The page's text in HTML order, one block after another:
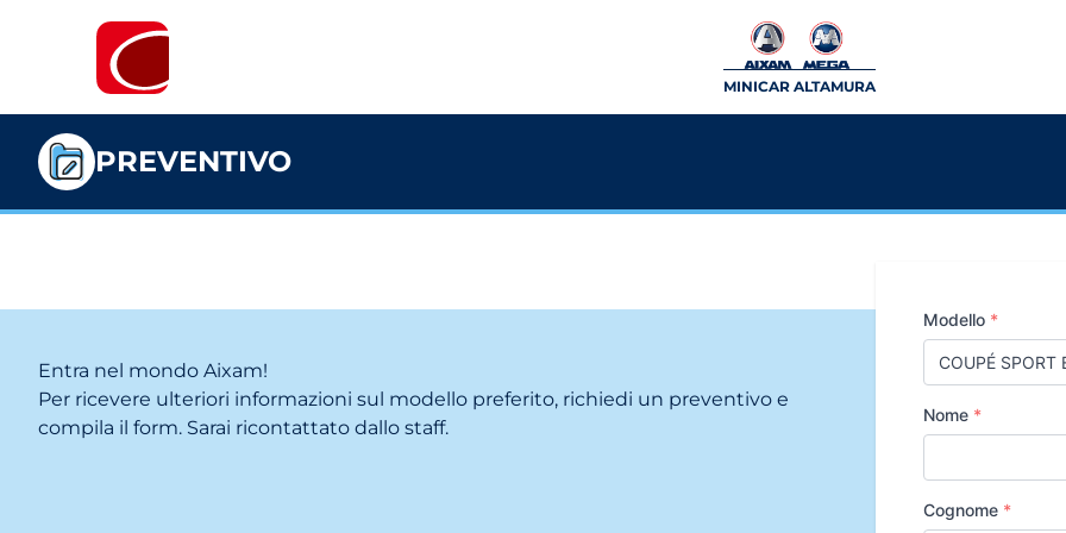
MINICAR ALTAMURA
PREVENTIVO
Entra nel mondo Aixam!
Per ricevere ulteriori informazioni sul modello preferito, richiedi un preventivo e
compila il form. Sarai ricontattato dallo staff.
Modello *
Nome *
Cognome *